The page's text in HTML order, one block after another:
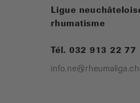
Ligue
rhumatisme
Tél. 032 913 22 77
info.ne@rheumaliga.ch